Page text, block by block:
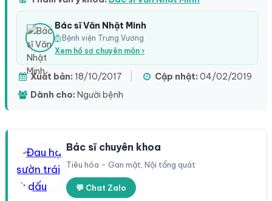
Bác sĩ Văn Nhật Minh
Bệnh viện Trưng Vương
Xem hồ sơ chuyên môn ›
Xuất bản: 18/10/2017 Cập nhật: 04/02/2019
Dành cho: Người bệnh
Bác sĩ chuyên khoa
Tiêu hóa - Gan mật, Nội tổng quát
💬 Chat Zalo